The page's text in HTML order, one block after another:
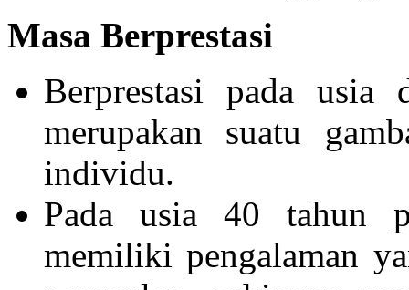
Masa Berprestasi
Berprestasi pada usia
merupakan suatu
individu.
Pada usia 40 tahun
memiliki pengalaman